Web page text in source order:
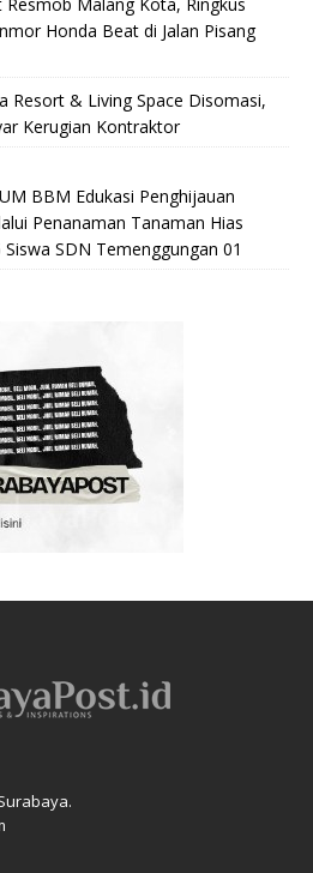
Honda Beat di Jalan Pisang
Resort & Living Space Disomasi,
Kerugian Kontraktor
BBM Edukasi Penghijauan
Penanaman Tanaman Hias
SDN Temenggungan 01